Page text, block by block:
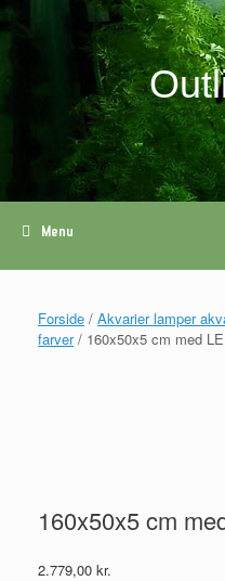
Gå
til
Menu
Forside / Akvarier lamper
farver/ 160x50x5 cm med
160x50x5 cm
2.779,00 kr.